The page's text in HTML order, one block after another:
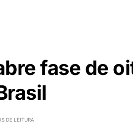
fase de
DE LEITURA